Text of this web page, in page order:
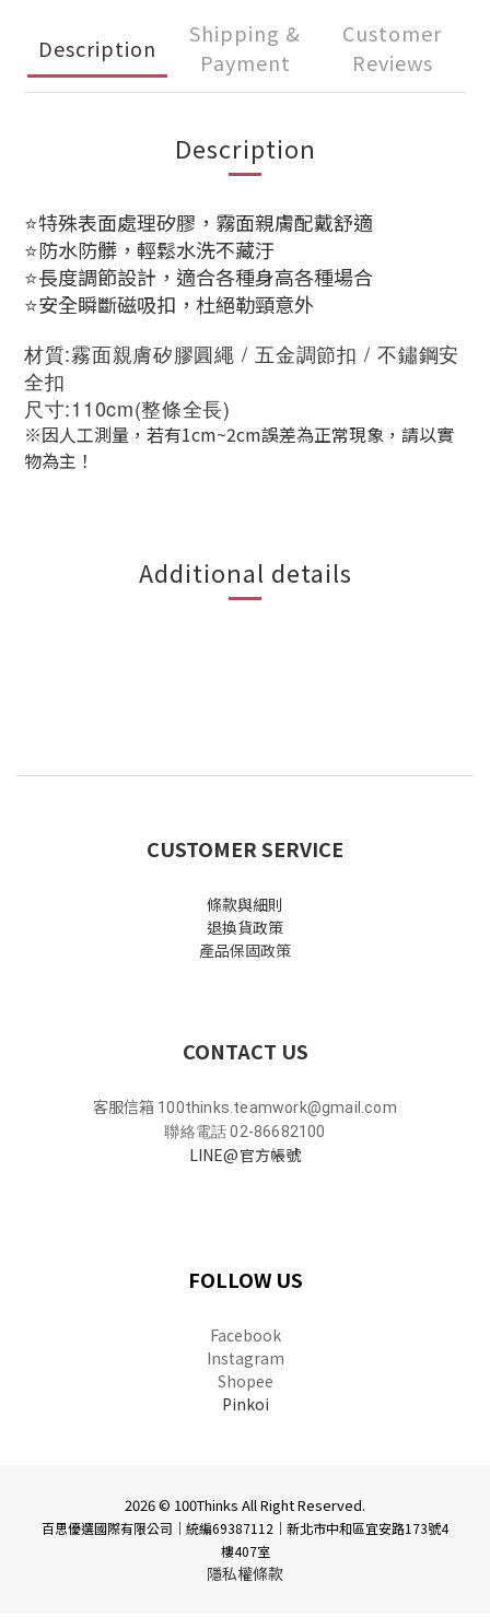
Description
Shipping &
Payment
Customer
Reviews
Description
⭐️特殊表面處理矽膠，霧面親膚配戴舒適
⭐️防水防髒，輕鬆水洗不藏汙
⭐️長度調節設計，適合各種身高各種場合
⭐️安全瞬斷磁吸扣，杜絕勒頸意外
材質:霧面親膚矽膠圓繩 / 五金調節扣 / 不鏽鋼安
全扣
尺寸:110cm(整條全長)
※因人工測量，若有1cm~2cm誤差為正常現象，請以實
物為主！
Additional details
CUSTOMER SERVICE
條款與細則
退換貨政策
產品保固政策
CONTACT US
客服信箱 100thinks.teamwork@gmail.com
聯絡電話 02-86682100
LINE@官方帳號
FOLLOW US
Facebook
Instagram
Shopee
Pinkoi
2026 © 100Thinks All Right Reserved.
百思優選國際有限公司｜統編69387112 ｜ 新北市中和區宜安路173號4
樓407室
隱私權條款